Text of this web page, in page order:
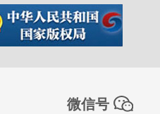
微信号